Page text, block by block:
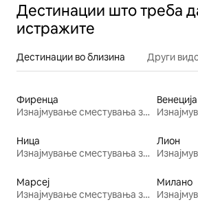
Дестинации што треба
истражите
Дестинации во близина Други
Фиренца
Изнајмување сместувања за одмор
Венеција
Ница
Изнајмување сместувања за одмор
Лион
Марсеј
Изнајмување сместувања за одмор
Милано